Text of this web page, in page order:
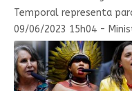
Temporal representa
09/06/2023 15h04 -